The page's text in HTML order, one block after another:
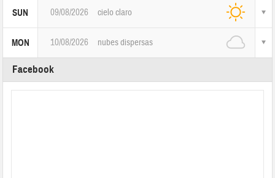
SUN 09/08/2026 cielo claro
MON 10/08/2026 nubes dispersas
Facebook